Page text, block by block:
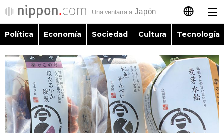
日本語
English
简体字
繁體字
Política
Economía
Política Economía Sociedad Cultura Tecnología